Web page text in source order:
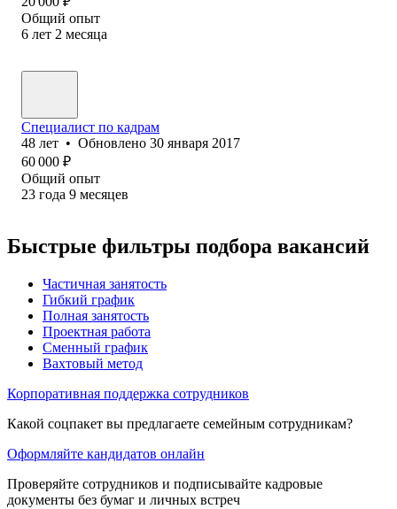
Общий опыт
6 лет 2 месяца
Специалист по кадрам
48 лет • Обновлено 30 января 2017
60 000 ₽
Общий опыт
23 года 9 месяцев
Быстрые фильтры подбора вакансий
Частичная занятость
Гибкий график
Полная занятость
Проектная работа
Сменный график
Вахтовый метод
Корпоративная поддержка сотрудников
Какой соцпакет вы предлагаете семейным сотрудникам?
Оформляйте кандидатов онлайн
Проверяйте сотрудников и подписывайте кадровые
документы без бумаг и личных встреч